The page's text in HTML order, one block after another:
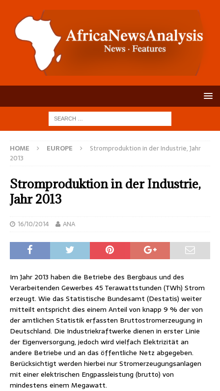
HOME EUROPE
Stromproduktion in der Industrie, Jahr
2013
Stromproduktion in der Industrie,
Jahr 2013
16/10/2014 ANA
Im Jahr 2013 haben die Betriebe des Bergbaus und des
Verarbeitenden Gewerbes 45 Terawattstunden (TWh) Strom
erzeugt. Wie das Statistische Bundesamt (Destatis) weiter
mitteilt entspricht dies einem Anteil von knapp 9 % der von
der amtlichen Statistik erfassten Bruttostromerzeugung in
Deutschland. Die Industriekraftwerke dienen in erster Linie
der Eigenversorgung, jedoch wird vielfach Elektrizität an
andere Betriebe und an das öffentliche Netz abgegeben.
Berücksichtigt werden hierbei nur Stromerzeugungsanlagen
mit einer elektrischen Engpassleistung (brutto) von
mindestens einem Megawatt.